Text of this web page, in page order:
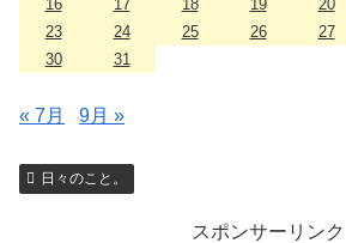
16 17 18 19 20
23
24 25 26 27
30
31
« 7月 9月 »
日々のこと。
スポンサーリンク